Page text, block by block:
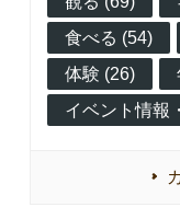
食べる (54)
体験 (26)
イベント情報